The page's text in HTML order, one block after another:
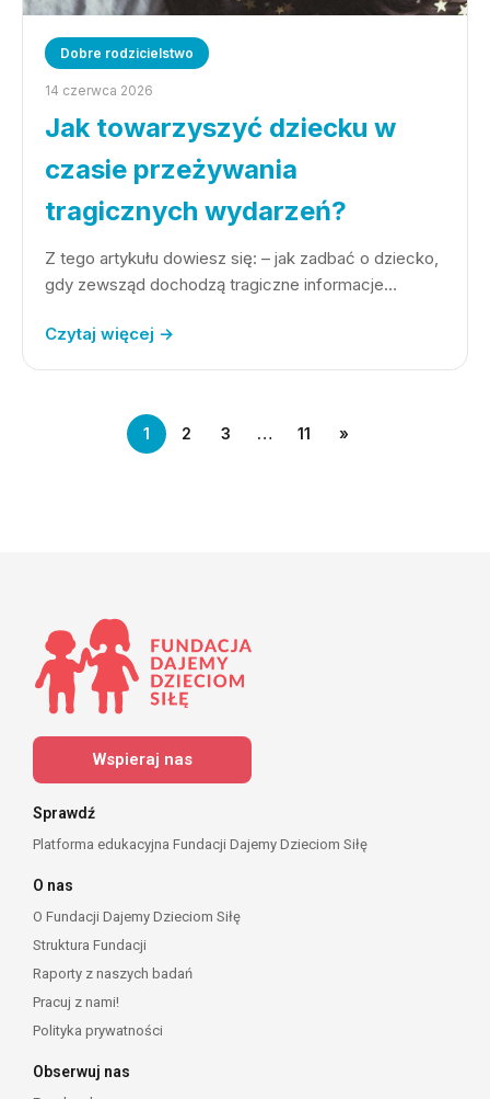
Dobre rodzicielstwo
14 czerwca 2026
Jak towarzyszyć dziecku w
czasie przeżywania
tragicznych wydarzeń?
Z tego artykułu dowiesz się: – jak zadbać o dziecko,
gdy zewsząd dochodzą tragiczne informacje…
Czytaj więcej →
1 2 3 … 11 »
Wspieraj nas
Sprawdź
Platforma edukacyjna Fundacji Dajemy Dzieciom Siłę
O nas
O Fundacji Dajemy Dzieciom Siłę
Struktura Fundacji
Raporty z naszych badań
Pracuj z nami!
Polityka prywatności
Obserwuj nas